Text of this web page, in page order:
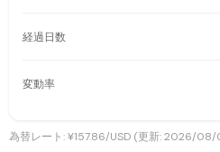
経過日数
変動率
為替レート: ¥157.86/USD (更新: 2026/